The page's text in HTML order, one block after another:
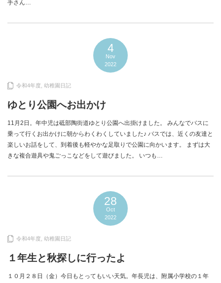
手さん…
4
Nov
2022
令和4年度 幼稚園日記
ゆとり公園へお出かけ
11月2日。年中児は砥部陶街道ゆとり公園へ出掛けました。 みんなでバスに
乗って行くお出かけに朝からわくわくしていました♪ バスでは、近くの友達と
楽しいお話をして、到着後も軽やかな足取りで公園に向かいます。 まずは大
きな複合遊具や鬼ごっこなどをして遊びました。 いつも…
28
Oct
2022
令和4年度 幼稚園日記
１年生と秋探しに行ったよ
１０月２８日（金）今日もとってもいい天気。年長児は、附属小学校の１年